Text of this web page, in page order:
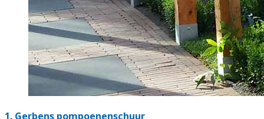
1. Gerbens pompoenenschuur